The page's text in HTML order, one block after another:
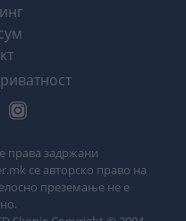
права задржани
се авторско право на
преземање не е